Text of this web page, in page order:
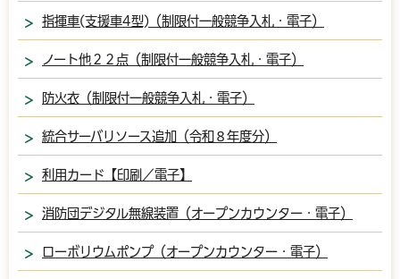
指揮車(支援車4型)（制限付一般競争入札・電子）
ノート他２２点（制限付一般競争入札・電子）
防火衣（制限付一般競争入札・電子）
統合サーバリソース追加（令和８年度分）
利用カード【印刷／電子】
消防団デジタル無線装置（オープンカウンター・電子）
ローボリウムポンプ（オープンカウンター・電子）